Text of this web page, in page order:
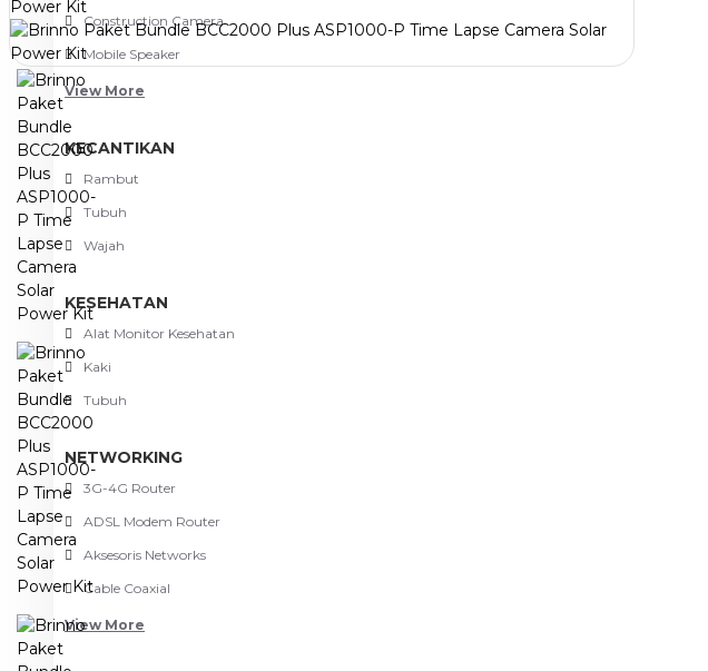
Construction Camera
Mobile Speaker
View More
KECANTIKAN
Rambut
Tubuh
Wajah
KESEHATAN
Alat Monitor Kesehatan
Kaki
Tubuh
NETWORKING
3G-4G Router
ADSL Modem Router
Aksesoris Networks
Cable Coaxial
View More